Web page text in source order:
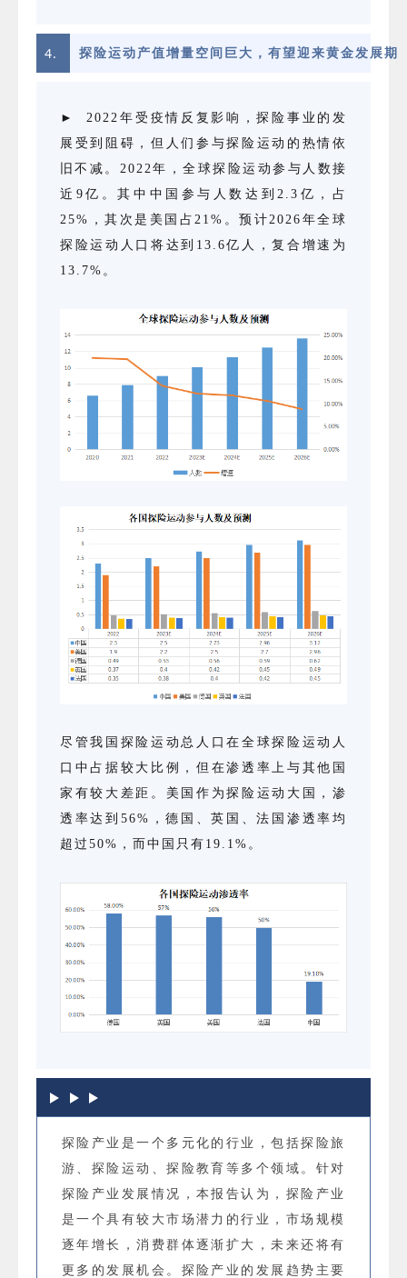
4. 探险运动产值增量空间巨大，有望迎来黄金发展期
► 2022年受疫情反复影响，探险事业的发
展受到阻碍，但人们参与探险运动的热情依
旧不减。2022年，全球探险运动参与人数接
近9亿。其中中国参与人数达到2.3亿，占
25%，其次是美国占21%。预计2026年全球
探险运动人口将达到13.6亿人，复合增速为
13.7%。
尽管我国探险运动总人口在全球探险运动人
口中占据较大比例，但在渗透率上与其他国
家有较大差距。美国作为探险运动大国，渗
透率达到56%，德国、英国、法国渗透率均
超过50%，而中国只有19.1%。
探险产业是一个多元化的行业，包括探险旅
游、探险运动、探险教育等多个领域。针对
探险产业发展情况，本报告认为，探险产业
是一个具有较大市场潜力的行业，市场规模
逐年增长，消费群体逐渐扩大，未来还将有
更多的发展机会。探险产业的发展趋势主要